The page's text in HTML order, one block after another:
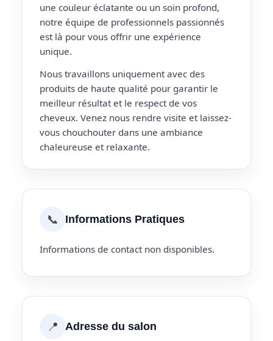
une couleur éclatante ou un soin profond,
notre équipe de professionnels passionnés
est là pour vous offrir une expérience
unique.
Nous travaillons uniquement avec des
produits de haute qualité pour garantir le
meilleur résultat et le respect de vos
cheveux. Venez nous rendre visite et laissez-
vous chouchouter dans une ambiance
chaleureuse et relaxante.
📞 Informations Pratiques
Informations de contact non disponibles.
📍 Adresse du salon